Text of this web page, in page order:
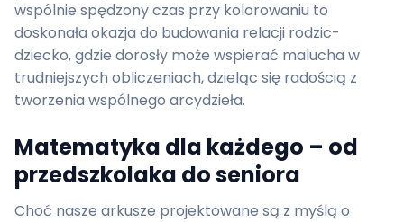
wspólnie spędzony czas przy kolorowaniu to
doskonała okazja do budowania relacji rodzic-
dziecko, gdzie dorosły może wspierać malucha w
trudniejszych obliczeniach, dzieląc się radością z
tworzenia wspólnego arcydzieła.
Matematyka dla każdego – od
przedszkolaka do seniora
Choć nasze arkusze projektowane są z myślą o